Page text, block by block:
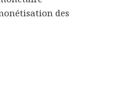
des